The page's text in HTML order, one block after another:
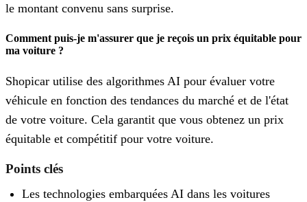
le montant convenu sans surprise.
Comment puis-je m'assurer que je reçois un prix équitable pour
ma voiture ?
Shopicar utilise des algorithmes AI pour évaluer votre
véhicule en fonction des tendances du marché et de l'état
de votre voiture. Cela garantit que vous obtenez un prix
équitable et compétitif pour votre voiture.
Points clés
Les technologies embarquées AI dans les voitures